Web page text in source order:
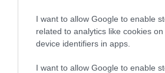
I want to allow Google to enable
related to analytics like cookies
device identifiers in apps.
I want to allow Google to enable